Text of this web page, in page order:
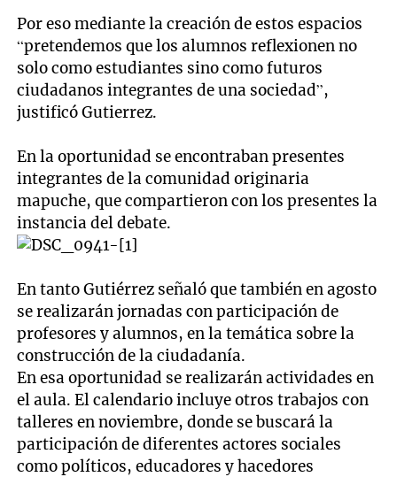
Por eso mediante la creación de estos espacios
“pretendemos que los alumnos reflexionen no
solo como estudiantes sino como futuros
ciudadanos integrantes de una sociedad”,
justificó Gutierrez.
En la oportunidad se encontraban presentes
integrantes de la comunidad originaria
mapuche, que compartieron con los presentes la
instancia del debate.
En tanto Gutiérrez señaló que también en agosto
se realizarán jornadas con participación de
profesores y alumnos, en la temática sobre la
construcción de la ciudadanía.
En esa oportunidad se realizarán actividades en
el aula. El calendario incluye otros trabajos con
talleres en noviembre, donde se buscará la
participación de diferentes actores sociales
como políticos, educadores y hacedores